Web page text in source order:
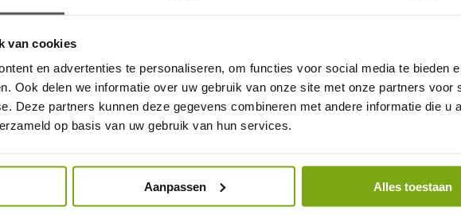
van cookies
en advertenties te personaliseren, om functies voor social media te bieden
Ook delen we informatie over uw gebruik van onze site met onze partners voor
Deze partners kunnen deze gegevens combineren met andere informatie die u
op basis van uw gebruik van hun services.
Aanpassen Alles toestaan